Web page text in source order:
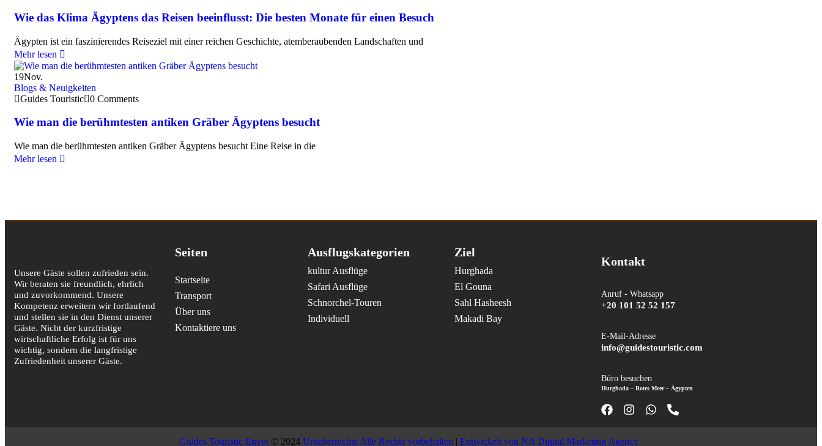
Wie das Klima Ägyptens das Reisen beeinflusst: Die besten Monate für einen Besuch
Ägypten ist ein faszinierendes Reiseziel mit einer reichen Geschichte, atemberaubenden Landschaften und
Mehr lesen
19Nov.
Blogs & Neuigkeiten
Guides Touristic 0 Comments
Wie man die berühmtesten antiken Gräber Ägyptens besucht
Wie man die berühmtesten antiken Gräber Ägyptens besucht Eine Reise in die
Mehr lesen
Unsere Gäste sollen zufrieden sein.
Wir beraten sie freundlich, ehrlich
und zuvorkommend. Unsere
Kompetenz erweitern wir fortlaufend
und stellen sie in den Dienst unserer
Gäste. Nicht der kurzfristige
wirtschaftliche Erfolg ist für uns
wichtig, sondern die langfristige
Zufriedenheit unserer Gäste.
Seiten
Startseite
Transport
Über uns
Kontaktiere uns
Ausflugskategorien
kultur Ausflüge
Safari Ausflüge
Schnorchel-Touren
Individuell
Ziel
Hurghada
El Gouna
Sahl Hasheesh
Makadi Bay
Kontakt
Anruf - Whatsapp
+20 101 52 52 157
E-Mail-Adresse
info@guidestouristic.com
Büro besuchen
Hurghada – Rotes Meer – Ägypten
Guides Touristic Egypt© 2024 Urheberrechte Alle Rechte vorbehalten | Entwickelt von NA Digital Marketing Agency